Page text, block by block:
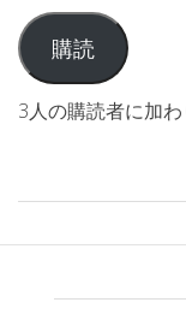
購読
3人の購読者に加